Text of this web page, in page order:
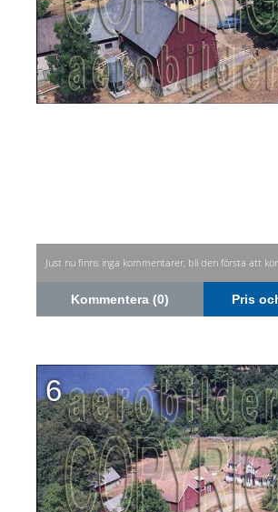
Just nu finns inga kommentarer, bli den första att
Kommentera (0) Pris
6